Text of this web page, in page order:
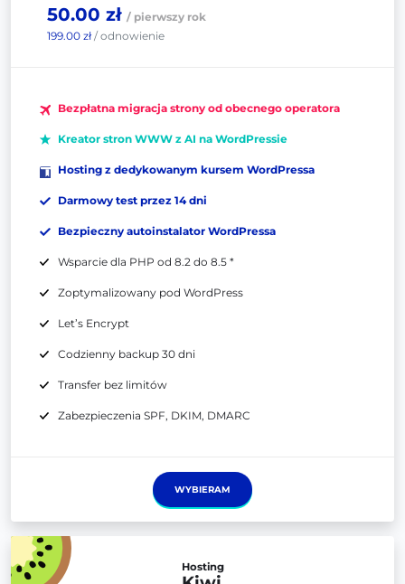
50.00 zł / pierwszy rok
199.00 zł/ odnowienie
Bezpłatna migracja strony od obecnego operatora
Kreator stron WWW z AI na WordPressie
Hosting z dedykowanym kursem WordPressa
Darmowy test przez 14 dni
Bezpieczny autoinstalator WordPressa
Wsparcie dla PHP od 8.2 do 8.5 *
Zoptymalizowany pod WordPress
Let’s Encrypt
Codzienny backup 30 dni
Transfer bez limitów
Zabezpieczenia SPF, DKIM, DMARC
WYBIERAM
Hosting